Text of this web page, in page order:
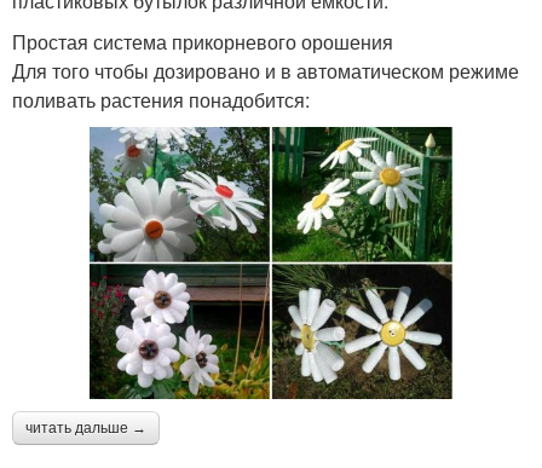
Простая система прикорневого орошения
Для того чтобы дозировано и в автоматическом режиме
поливать растения понадобится:
читать дальше →